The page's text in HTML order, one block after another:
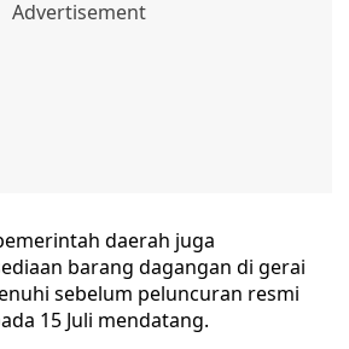
daerah juga
barang dagangan di gerai
sebelum peluncuran resmi
15 Juli mendatang.